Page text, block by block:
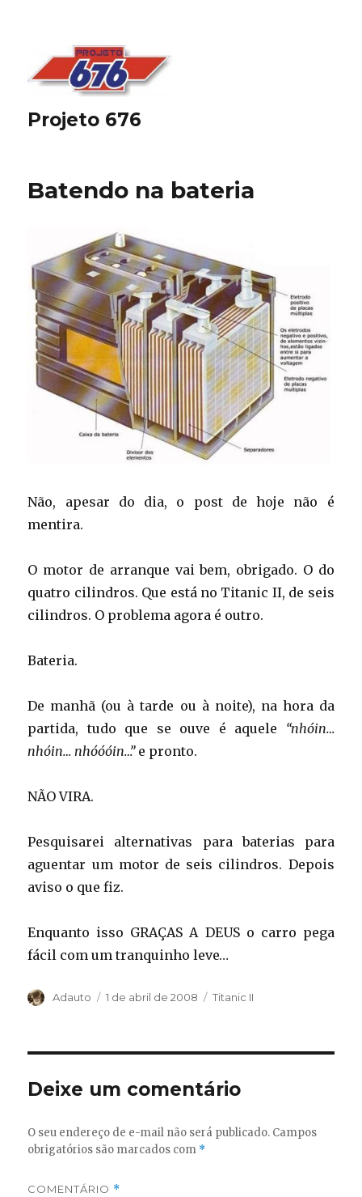
Projeto 676
Batendo na bateria
Não, apesar do dia, o post de hoje não é
mentira.
O motor de arranque vai bem, obrigado. O do
quatro cilindros. Que está no Titanic II, de seis
cilindros. O problema agora é outro.
Bateria.
De manhã (ou à tarde ou à noite), na hora da
partida, tudo que se ouve é aquele “nhóin…
nhóin… nhóóóin…”e pronto.
NÃO VIRA.
Pesquisarei alternativas para baterias para
aguentar um motor de seis cilindros. Depois
aviso o que fiz.
Enquanto isso GRAÇAS A DEUS o carro pega
fácil com um tranquinho leve…
Autor
Adauto
Publicado
1 de abril de 2008 Categorias
Titanic II
Deixe um comentário
O seu endereço de e-mail não será publicado. Campos
obrigatórios são marcados com *
COMENTÁRIO *